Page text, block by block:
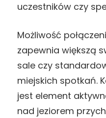
uczestników czy
Możliwość
zapewnia większą
sale czy
miejskich spotkań.
jest element
nad jeziorem